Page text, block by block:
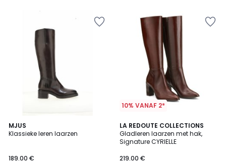
MJUS
Klassieke leren laarzen
189.00 €
3.3
/ 5
10% VANAF 2*
LA REDOUTE COLLECTIONS
Gladleren laarzen met hak,
Signature CYRIELLE
219.00 €
4
/
5